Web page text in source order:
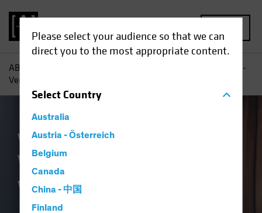
Please select your audience so that we can
direct you to the most appropriate content.
SelectCountry
Australia
Austria - Österreich
Belgium
Canada
China - 中国
Finland
AB
Was ist mit dem US-
Verbraucher los?
Wirtschaft Anleihen
Was ist mit dem US-
Verbraucher los?